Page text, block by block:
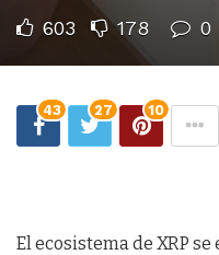
603 178 0
43 27 10
El ecosistema de XRP